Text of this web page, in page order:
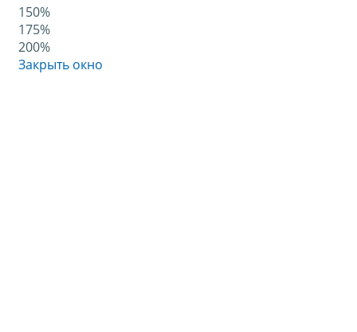
150%
175%
200%
Закрыть окно